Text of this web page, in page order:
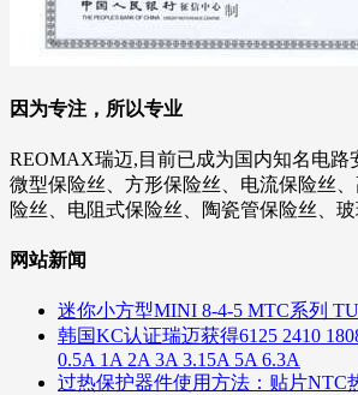
因为专注，所以专业
REOMAX瑞迈,目前已成为国内知名电路
微型保险丝、方形保险丝、电流保险丝
险丝、电阻式保险丝、陶瓷管保险丝、
网站新闻
迷你小方型MINI 8-4-5 MTC系列
韩国KC认证瑞迈获得6125 2410
0.5A 1A 2A 3A 3.15A 5A 6.3A
过热保护器件使用方法：贴片NTC